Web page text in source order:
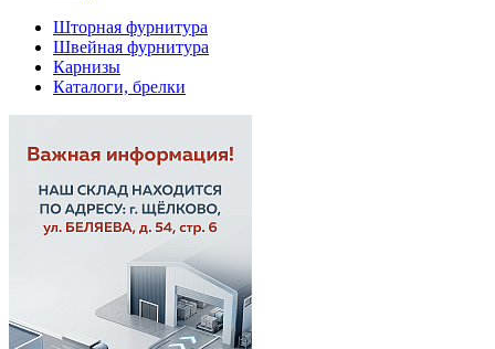
Шторная фурнитура
Швейная фурнитура
Карнизы
Каталоги, брелки